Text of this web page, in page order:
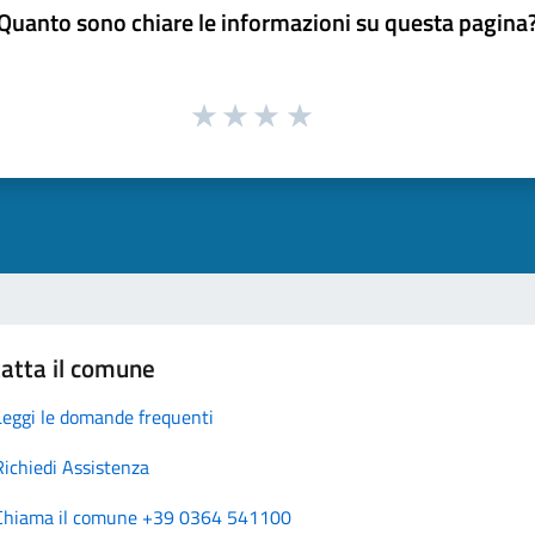
sono chiare le informazioni su questa
il comune
le domande frequenti
Assistenza
il comune +39 0364 541100